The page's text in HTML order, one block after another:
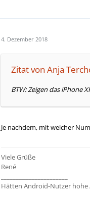
4. Dezember 2018
Zitat von Anja
BTW: Zeigen das iPhone
Je nachdem, mit welcher
Viele Grüße
René
Hätten Android-Nutzer hohe